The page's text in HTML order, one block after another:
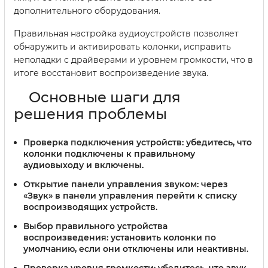
дополнительного оборудования.
Правильная настройка аудиоустройств позволяет
обнаружить и активировать колонки, исправить
неполадки с драйверами и уровнем громкости, что в
итоге восстановит воспроизведение звука.
Основные шаги для
решения проблемы
Проверка подключения устройств: убедитесь, что
колонки подключены к правильному
аудиовыходу и включены.
Открытие панели управления звуком: через
«Звук» в панели управления перейти к списку
воспроизводящих устройств.
Выбор правильного устройства
воспроизведения: установить колонки по
умолчанию, если они отключены или неактивны.